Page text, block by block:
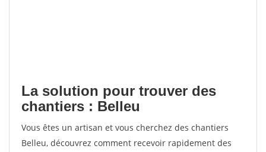
La solution pour trouver des
chantiers : Belleu
Vous êtes un artisan et vous cherchez des chantiers
Belleu, découvrez comment recevoir rapidement des